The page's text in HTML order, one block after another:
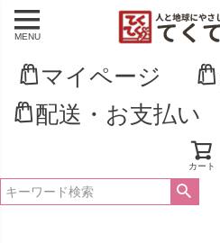
MENU
マイページ
配送・お支払い
カート
新着順
登録順
価格が高い順
優先度順